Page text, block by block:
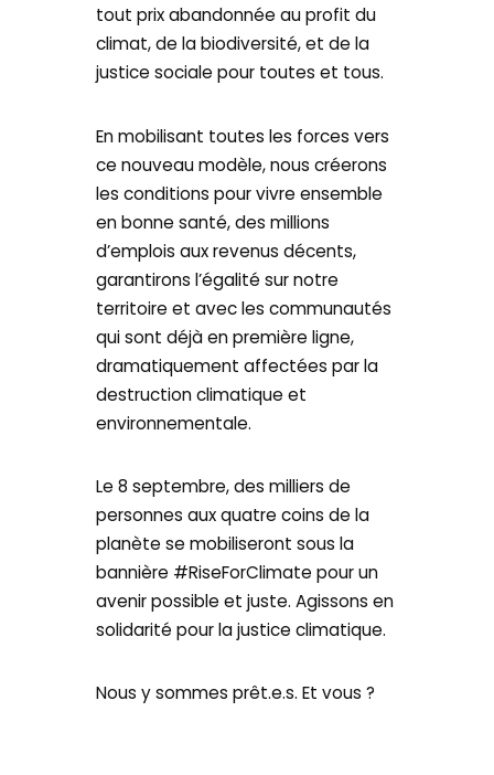
tout prix abandonnée au profit du
climat, de la biodiversité, et de la
justice sociale pour toutes et tous.
En mobilisant toutes les forces vers
ce nouveau modèle, nous créerons
les conditions pour vivre ensemble
en bonne santé, des millions
d’emplois aux revenus décents,
garantirons l’égalité sur notre
territoire et avec les communautés
qui sont déjà en première ligne,
dramatiquement affectées par la
destruction climatique et
environnementale.
Le 8 septembre, des milliers de
personnes aux quatre coins de la
planète se mobiliseront sous la
bannière #RiseForClimate pour un
avenir possible et juste. Agissons en
solidarité pour la justice climatique.
Nous y sommes prêt.e.s. Et vous ?